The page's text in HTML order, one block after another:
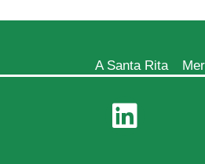
A Santa Rita